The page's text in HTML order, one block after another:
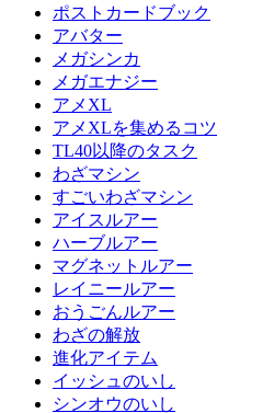
ポストカードブック
アバター
メガシンカ
メガエナジー
アメXL
アメXLを集めるコツ
TL40以降のタスク
わざマシン
すごいわざマシン
アイスルアー
ハーブルアー
マグネットルアー
レイニールアー
おうごんルアー
わざの解放
進化アイテム
イッシュのいし
シンオウのいし